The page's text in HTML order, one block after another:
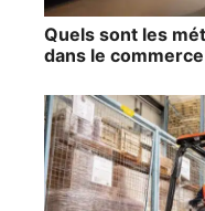
Quels sont les
dans le